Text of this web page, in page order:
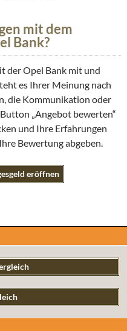
mit dem
Bank?
der Opel Bank mit und
es Ihrer Meinung nach
die Kommunikation oder
„Angebot bewerten“
und Ihre Erfahrungen
Bewertung abgeben.
eröffnen